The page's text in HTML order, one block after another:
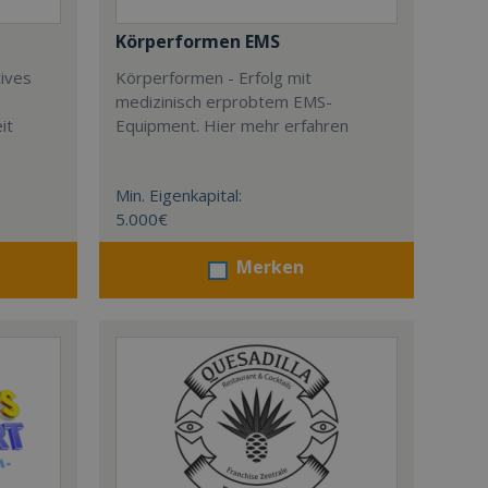
Körperformen EMS
Körperformen - Erfolg mit
medizinisch erprobtem EMS-
Equipment. Hier mehr erfahren
Min. Eigenkapital:
5.000€
Merken